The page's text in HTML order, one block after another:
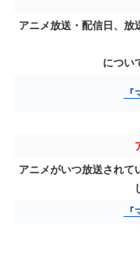
アニメ放送・配信日、放
につい
アニメがいつ放送されて